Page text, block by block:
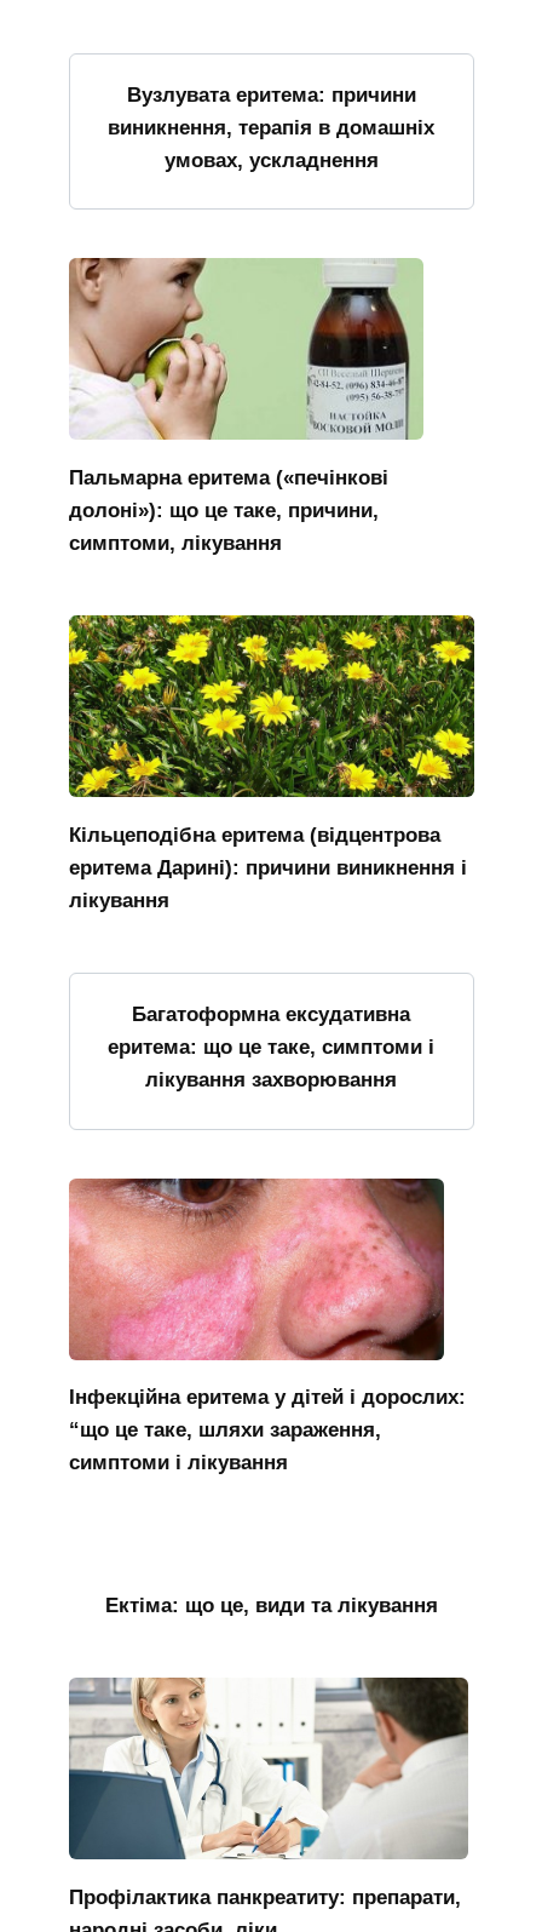
Вузлувата еритема: причини
виникнення, терапія в домашніх
умовах, ускладнення
Пальмарна еритема («печінкові
долоні»): що це таке, причини,
симптоми, лікування
Кільцеподібна еритема (відцентрова
еритема Дарині): причини виникнення і
лікування
Багатоформна ексудативна
еритема: що це таке, симптоми і
лікування захворювання
Інфекційна еритема у дітей і дорослих:
“що це таке, шляхи зараження,
симптоми і лікування
Ектіма: що це, види та лікування
Профілактика панкреатиту: препарати,